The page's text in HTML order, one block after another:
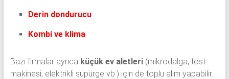
Derin dondurucu
Kombi ve klima
Bazı firmalar ayrıca küçük ev aletleri(mikrodalga, tost
makinesi, elektrikli süpürge vb.) için de toplu alım yapabilir.